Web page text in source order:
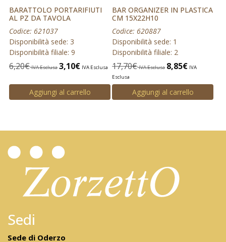
BARATTOLO PORTARIFIUTI
AL PZ DA TAVOLA
Codice: 621037
Disponibilità sede: 3
Disponibilità filiale: 9
6,20€ IVA Esclusa 3,10€ IVA Esclusa
Aggiungi al carrello
BAR ORGANIZER IN PLASTICA
CM 15X22H10
Codice: 620887
Disponibilità sede: 1
Disponibilità filiale: 2
17,70€ IVA Esclusa 8,85€ IVA
Esclusa
Aggiungi al carrello
Sedi
Sede di Oderzo